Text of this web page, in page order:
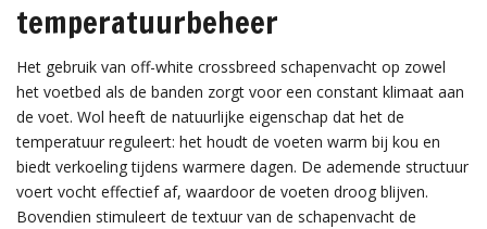
temperatuurbeheer
Het gebruik van off-white crossbreed schapenvacht op zowel
het voetbed als de banden zorgt voor een constant klimaat aan
de voet. Wol heeft de natuurlijke eigenschap dat het de
temperatuur reguleert: het houdt de voeten warm bij kou en
biedt verkoeling tijdens warmere dagen. De ademende structuur
voert vocht effectief af, waardoor de voeten droog blijven.
Bovendien stimuleert de textuur van de schapenvacht de